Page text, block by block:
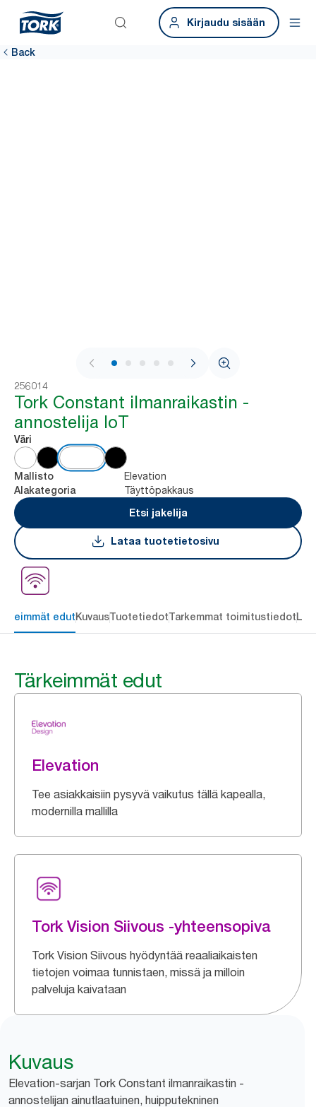
Kirjaudu sisään
Back
1 / 7
256014
Tork Constant ilmanraikastin -
annostelija IoT
Väri
Mallisto Elevation
Alakategoria
Täyttöpakkaus
Etsi jakelija
Lataa tuotetietosivu
edutKuvausTuotetiedotTarkemmat toimitustiedot
Tärkeimmät edut
Elevation
Tee asiakkaisiin pysyvä vaikutus tällä kapealla,
modernilla mallilla
Tork Vision Siivous -yhteensopiva
Tork Vision Siivous hyödyntää reaaliaikaisten
tietojen voimaa tunnistaen, missä ja milloin
palveluja kaivataan
Kuvaus
Elevation-sarjan Tork Constant ilmanraikastin -
annostelijan ainutlaatuinen, huipputekninen